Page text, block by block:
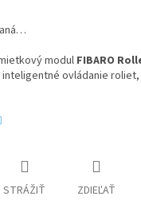
modul FIBARO
inteligentné ovládanie
STRÁŽIŤ ZDIEĽAŤ